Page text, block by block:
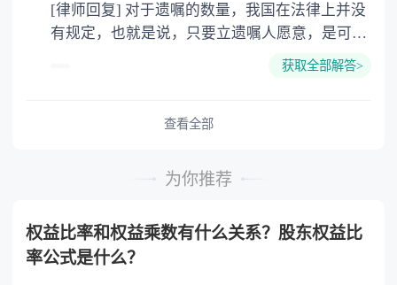
多，而且孩子一个人在外面的消费很大，还没有
家，最终也不会有公民卡。
产的。 法律依据：《最高人民法院关于适用
〈中华人民共和国民法典〉婚姻家庭编的解释
立财产分割协议时存在欺诈、胁迫等情形的，应
[律师回复] 对于遗嘱的数量，我国在法律上并没
有规定，也就是说，只要立遗嘱人愿意，是可以
立成百上千份遗嘱的，只不过并不会都生效的，
回、变更自己所立的遗嘱。 立遗嘱后，遗嘱
容相抵触的，以最后的遗嘱为准。
获取全部解答>
查看全部
为你推荐
权益比率和权益乘数有什么关系？股东权益比
率公式是什么？